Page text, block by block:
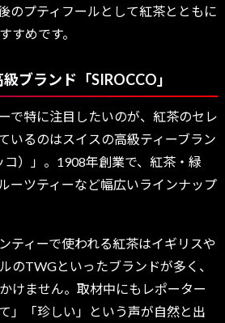
のプティフールとして紅茶とともに
すめです。
ブランド「SIROCCO」
で特に注目したいのが、紅茶のセレ
いるのはスイスの高級ティーブラン
コ）」。1908年創業で、紅茶・緑
ーツティーなど幅広いラインナップ
ティーで使われる紅茶はイギリスや
のTWGといったブランドが多く、
けません。取材中にもレポーター
」「珍しい」という声が自然と出